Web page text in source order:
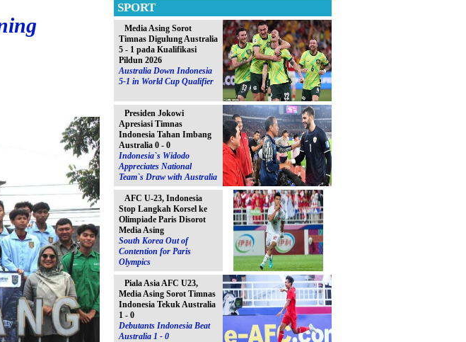
SPORT
Media Asing Sorot
Timnas Digulung Australia
5 - 1 pada Kualifikasi
Pildun 2026
Australia Down Indonesia
5-1 in World Cup Qualifier
Presiden Jokowi
Apresiasi Timnas
Indonesia Tahan Imbang
Australia 0 - 0
Indonesia`s Widodo
Appreciates National
Team`s Draw with Australia
AFC U-23, Indonesia
Stop Langkah Korsel ke
Olimpiade Paris Disorot
Media Asing
South Korea Out of
Contention for Paris
Olympics
Piala Asia AFC U23,
Media Asing Sorot Timnas
Indonesia Tekuk Australia
1 - 0
Debutants Indonesia Beat
Australia 1 - 0